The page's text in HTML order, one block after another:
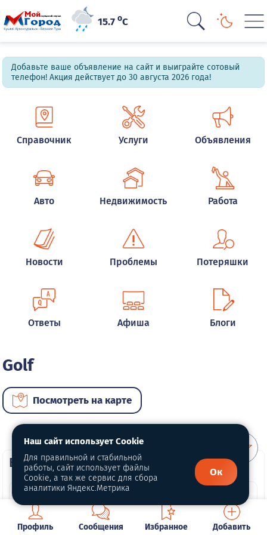
15.7oC
Добавьте ваше объявление на сайт и выиграйте сотовый
телефон! Акция действует до 30 августа 2026 года!
Справочник Услуги Объявления
Авто Недвижимость Работа
Новости Проблемы Потеряшки
Ответы Афиша Блоги
Golf
Посмотреть на карте
ВИП автомобили
Профиль Сообщения Избранное Добавить
Наш сайт использует Cookie
Для правильной и стабильной
работы, сайт использует файлы
Cookie, а так же сервис для сбора
аналитики Яндекс.Метрика
Ок